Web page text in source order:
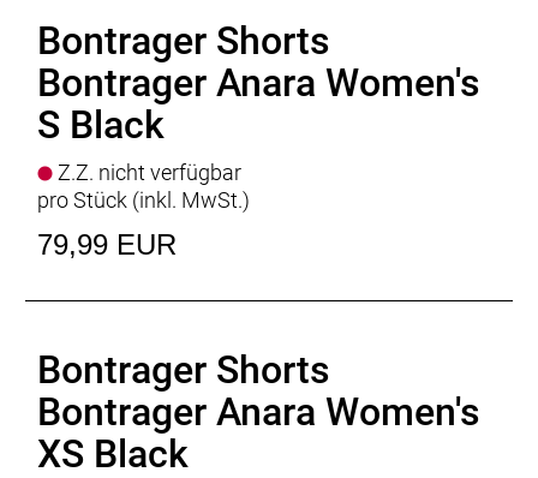
Bontrager Shorts
Bontrager Anara Women's
S Black
Z.Z. nicht verfügbar
pro Stück (inkl. MwSt.)
79,99 EUR
Bontrager Shorts
Bontrager Anara Women's
XS Black